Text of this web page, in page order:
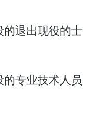
的退出现役的士
的专业技术人员